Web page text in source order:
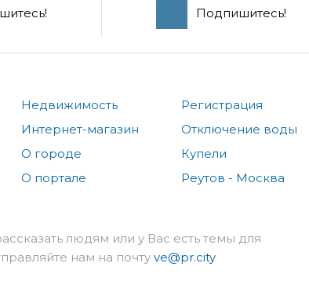
Подпишитесь!
Недвижимость
Интернет-магазин
О городе
О портале
Регистрация
Отключение воды
Купели
Реутов - Москва
людям или у Вас есть темы для
нам на почту ve@pr.city